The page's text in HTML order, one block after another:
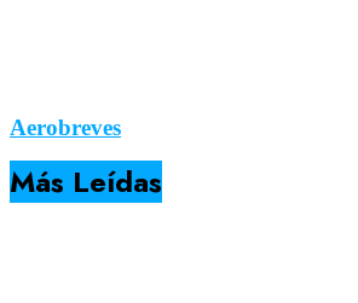
Aerobreves
Más Leídas